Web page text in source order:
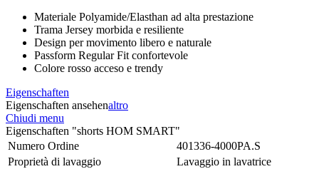
Materiale Polyamide/Elasthan ad alta prestazione
Trama Jersey morbida e resiliente
Design per movimento libero e naturale
Passform Regular Fit confortevole
Colore rosso acceso e trendy
Eigenschaften
Eigenschaften ansehenaltro
Chiudi menu
Eigenschaften "shorts HOM SMART"
Numero Ordine
401336-4000PA.S
Proprietà di lavaggio
Lavaggio in lavatrice